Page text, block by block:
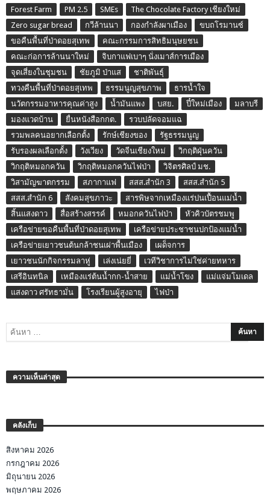
Forest Farm PM 2.5 SMEs
The Chocolate Factory เชียงใหม่
Zero sugar bread
กวีล้านนา กองกำลังผาเมือง
ขบถโรมานซ์
ขอคืนพื้นที่ป่าดอยสุเทพ
คณะกรรมการสิทธิมนุษยชน
คณะก่อการล้านนาใหม่
จิบกาแฟเบาๆ นั่งเมาส์การเมือง
จุดเสี่ยงในชุมชน
ชัยภูมิ ป่าแส
ชาติพันธุ์
ทวงคืนพื้นที่ป่าดอยสุเทพ
ธรรมนูญสุขภาพ
ธารน้ำใจ
นวัตกรรมอาหารคุณค่าสูง
น้ำมันแพง บสย. ปี๋ใหม่เมือง
มลาบรี
มองแวดบ้าน
ยื่นหนังสือกกต.
รวบปลัดจอมแฉ
รวมพลคนอยากเลือกตั้ง
รักษ์เชียงของ
รัฐธรรมนูญ
รับรองผลเลือกตั้ง
วังเวียง วัดจีนเชียงใหม่
วิกฤติฝุ่นควัน
วิกฤติหมอกควัน
วิกฤติหมอกควันไฟป่า
วิจิตรศิลป์ มช.
วิสามัญฆาตกรรม
สภากาแฟ สสส.สำนัก 3
สสส.สำนัก 5
สสส.สำนัก 6
สังคมสุขภาวะ
สารพิษจากเหมืองแร่ปนเปื้อนแม่น้ำ
สิ้นแสงดาว
สื่อสร้างสรรค์ หมอกควันไฟป่า
หัวคิวบัตรชมพู
เครือข่ายขอคืนพื้นที่ป่าดอยสุเทพ
เครือข่ายประชาชนปกป้องแม่น้ำ
เครือข่ายเยาวชนต้นกล้าชนเผ่าพื้นเมือง
เผด็จการ
เยาวชนนักกิจกรรมลาหู่
เล่งเน่ยยี่
เวทีวิชาการไม่ใช่ค่ายทหาร
เสรีอินทนิล
เหมืองแร่ต้นน้ำกก-น้ำสาย แม่น้ำโขง
แม่แจ่มโมเดล
แสงดาว ศรัทธามั่น
โรงเรียนผู้สูงอายุ ไฟป่า
ความเห็นล่าสุด
คลังเก็บ
สิงหาคม 2026
กรกฎาคม 2026
มิถุนายน 2026
พฤษภาคม 2026